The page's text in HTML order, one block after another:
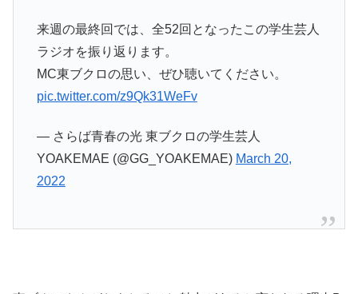
来週の最終回では、全52回となったこの学生芸人
ラジオを振り返ります。
MC東ブクロの思い、ぜひ聴いてください。
pic.twitter.com/z9Qk31WeFv
— さらば青春の光 東ブクロの学生芸人
YOAKEMAE (@GG_YOAKEMAE) March 20,
2022